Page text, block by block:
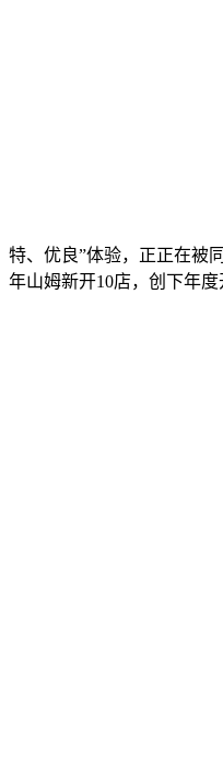
特、优良”体验，正正在被
年山姆新开10店，创下年